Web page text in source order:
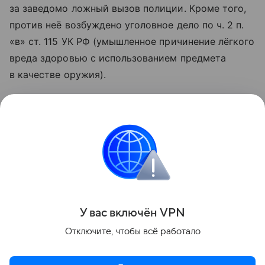
за заведомо ложный вызов полиции. Кроме того,
против неё возбуждено уголовное дело по ч. 2 п.
«в» ст. 115 УК РФ (умышленное причинение лёгкого
вреда здоровью с использованием предмета
в качестве оружия).
информацию, распространённую в соцсетях.
По результатам проверки будет принято
процессуальное решение. Расследование
уголовного дела продолжается.
Поделиться
У вас включён VPN
Отключите, чтобы всё работало